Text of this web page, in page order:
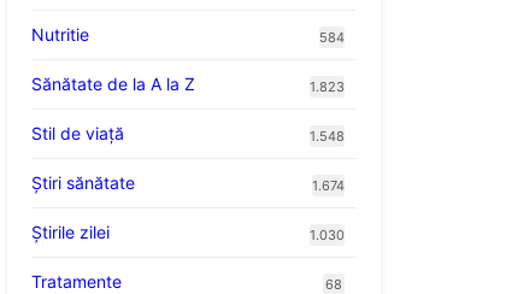
Nutritie 584
Sănătate de la A la Z 1.823
Stil de viaţă 1.548
Ştiri sănătate 1.674
Știrile zilei 1.030
Tratamente 68